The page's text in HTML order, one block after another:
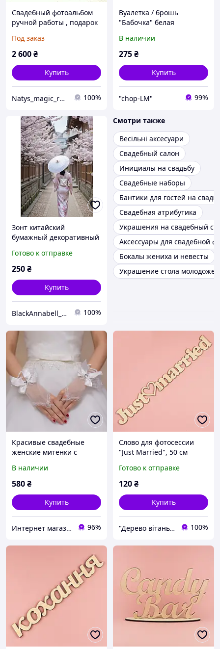
Свадебный фотоальбом
ручной работы , подарок
на годовщину свадьбы
Под заказ
2 600₴
Купить
Natys_magic_room 100%
Вуалетка / брошь
"Бабочка" белая
В наличии
275₴
Купить
"chop-LM" 99%
Зонт китайский
бумажный декоративный
60 см (Белый)
Готово к отправке
250₴
Купить
BlackAnnabell_candles 100%
Смотри также
Весільні аксесуари
Свадебный салон
Инициалы на свадьбу
Свадебные наборы
Бантики для гостей на
Свадебная атрибутика
Украшения на свадебный
Аксессуары для свадебной
Бокалы жениха и невесты
Украшение стола
Красивые свадебные
женские митенки с
В наличии
580₴
Купить
Интернет магазин "Elitmoda" 96%
Слово для фотосессии
"Just Married", 50 см
Готово к отправке
120₴
Купить
"Дерево вітань", інтернет-магазин 100%